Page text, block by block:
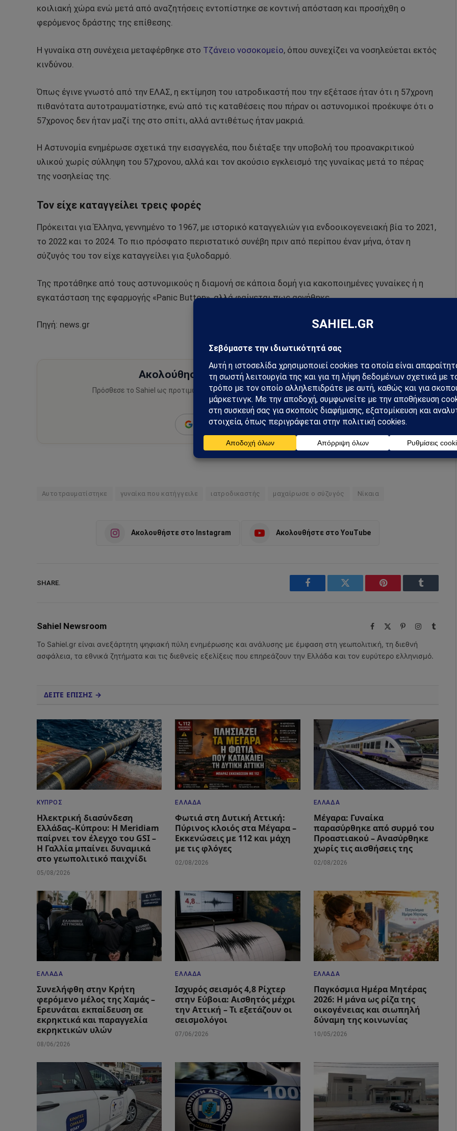
κοιλιακή χώρα ενώ μετά από αναζητήσεις εντοπίστηκε σε κοντινή απόσταση και προσήχθη ο
φερόμενος δράστης της επίθεσης.
Η γυναίκα στη συνέχεια μεταφέρθηκε στο Τζάνειο νοσοκομείο, όπου συνεχίζει να νοσηλεύεται εκτός
κινδύνου.
Όπως έγινε γνωστό από την ΕΛΑΣ, η εκτίμηση του ιατροδικαστή που την εξέτασε ήταν ότι η 57χρονη
πιθανότατα αυτοτραυματίστηκε, ενώ από τις καταθέσεις που πήραν οι αστυνομικοί προέκυψε ότι ο
57χρονος δεν ήταν μαζί της στο σπίτι, αλλά αντιθέτως ήταν μακριά.
Η Αστυνομία ενημέρωσε σχετικά την εισαγγελέα, που διέταξε την υποβολή του προανακριτικού
υλικού χωρίς σύλληψη του 57χρονου, αλλά και τον ακούσιο εγκλεισμό της γυναίκας μετά το πέρας
της νοσηλείας της.
Τον είχε καταγγείλει τρεις φορές
Πρόκειται για Έλληνα, γεννημένο το 1967, με ιστορικό καταγγελιών για ενδοοικογενειακή βία το 2021,
το 2022 και το 2024. Το πιο πρόσφατο περιστατικό συνέβη πριν από περίπου έναν μήνα, όταν η
σύζυγός του τον είχε καταγγείλει για ξυλοδαρμό.
Της προτάθηκε από τους αστυνομικούς η διαμονή σε κάποια δομή για κακοποιημένες γυναίκες ή η
εγκατάσταση της εφαρμογής «Panic Button», αλλά φαίνεται πως αρνήθηκε.
Πηγή: news.gr
Ακολούθησε το Sahiel στο Google News
Πρόσθεσε το Sahiel ως προτιμώμενη πηγή για να λαμβάνεις πρώτος τις σημαντικότερες
ειδήσεις και αναλύσεις.
Add as a preferred source
Αυτοτραυματίστηκε γυναίκα που κατήγγειλε ιατροδικαστής μαχαίρωσε ο σύζυγός Νίκαια
Ακολουθήστε στο Instagram Ακολουθήστε στο YouTube
SHARE.
Facebook Twitter Pinterest Tumblr
Sahiel Newsroom Facebook PinterestInstagramTumblr
Το Sahiel.gr είναι ανεξάρτητη ψηφιακή πύλη ενημέρωσης και ανάλυσης με έμφαση στη γεωπολιτική, τη διεθνή
ασφάλεια, τα εθνικά ζητήματα και τις διεθνείς εξελίξεις που επηρεάζουν την Ελλάδα και τον ευρύτερο ελληνισμό.
ΔΕΙΤΕ ΕΠΙΣΗΣ →
ΚΎΠΡΟΣ
Ηλεκτρική διασύνδεση
Ελλάδας–Κύπρου: Η Meridiam
παίρνει τον έλεγχο του GSI –
Η Γαλλία μπαίνει δυναμικά
στο γεωπολιτικό παιχνίδι
05/08/2026
ΕΛΛΆΔΑ
Φωτιά στη Δυτική Αττική:
Πύρινος κλοιός στα Μέγαρα –
Εκκενώσεις με 112 και μάχη
με τις φλόγες
02/08/2026
ΕΛΛΆΔΑ
Μέγαρα: Γυναίκα
παρασύρθηκε από συρμό του
Προαστιακού – Ανασύρθηκε
χωρίς τις αισθήσεις της
02/08/2026
ΕΛΛΆΔΑ
Συνελήφθη στην Κρήτη
φερόμενο μέλος της Χαμάς –
Ερευνάται εκπαίδευση σε
εκρηκτικά και παραγγελία
εκρηκτικών υλών
08/06/2026
ΕΛΛΆΔΑ
Ισχυρός σεισμός 4,8 Ρίχτερ
στην Εύβοια: Αισθητός μέχρι
την Αττική – Τι εξετάζουν οι
σεισμολόγοι
07/06/2026
ΕΛΛΆΔΑ
Παγκόσμια Ημέρα Μητέρας
2026: Η μάνα ως ρίζα της
οικογένειας και σιωπηλή
δύναμη της κοινωνίας
10/05/2026